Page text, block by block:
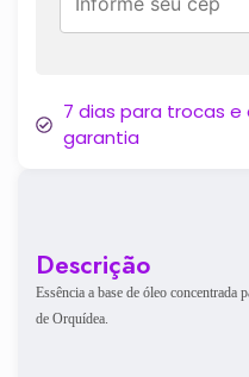
Descrição
Essência a base de óleo concentrada
de Orquídea.
7 dias para trocas e
garantia